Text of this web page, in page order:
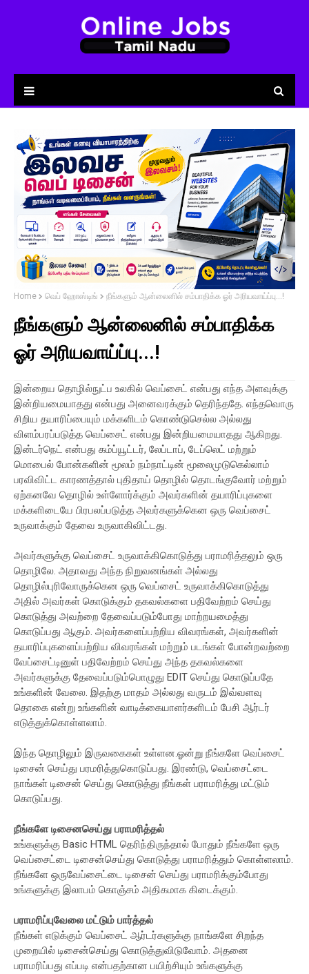
Home வெப் ஹோஸ்டிங் நீங்களும் ஆன்லைனில் சம்பாதிக்க ஓர் அரியவாய்ப்பு...!
நீங்களும் ஆன்லைனில் சம்பாதிக்க
ஓர் அரியவாய்ப்பு...!
இன்றைய தொழில்நுட்ப உலகில் வெப்சைட் என்பது எந்த அளவுக்கு
இன்றியமையாதது என்பது அனைவரக்கும் தெரிந்ததே. எந்தவொரு
சிறிய தயாரிப்பையும் மக்களிடம் கொண்டுசெல்ல அல்லது
விளம்பரப்படுத்த வெப்சைட் என்பது இன்றியமையாதது ஆகிறது.
இன்டர்நெட் என்பது கம்ப்யூட்டர், லேப்டாப், டேப்லெட் மற்றும்
மொபைல் போன்களின் மூலம் நம்நாட்டின் மூலைமுடுகெல்லாம்
பரவிவிட்ட காரணத்தால் புதிதாய் தொழில் தொடங்குவோர் மற்றும்
ஏற்கனவே தொழில் உள்ளோர்க்கும் அவர்களின் தயாரிப்புகளை
மக்களிடையே பிரபலப்படுத்த அவர்களுக்கென ஒரு வெப்சைட்
உருவாக்கும் தேவை உருவாகிவிட்டது.
அவர்களுக்கு வெப்சைட் உருவாக்கிகொடுத்து பராமரித்தலும் ஒரு
தொழிலே. அதாவது அந்த நிறுவனங்கள் அல்லது
தொழில்புரிவோருக்கென ஒரு வெப்சைட் உருவாக்கிகொடுத்து
அதில் அவர்கள் கொடுக்கும் தகவல்களை பதிவேற்றம் செய்து
கொடுத்து அவற்றை தேவைப்படும்போது மாற்றயமைத்து
கொடுப்பது ஆகும். அவர்களைப்பற்றிய விவரங்கள், அவர்களின்
தயாரிப்புகளைப்பற்றிய விவரங்கள் மற்றும் படங்கள் போன்றவற்றை
வேப்சைட்டினுள் பதிவேற்றம் செய்து அந்த தகவல்களை
அவர்களுக்கு தேவைப்படும்பொழுது EDIT செய்து கொடுப்பதே
உங்களின் வேலை. இதற்கு மாதம் அல்லது வருடம் இவ்வளவு
தொகை என்று உங்களின் வாடிக்கையாளர்களிடம் பேசி ஆர்டர்
எடுத்துக்கொள்ளலாம்.
இந்த தொழிலும் இருவகைகள் உள்ளன.ஓன்று நீங்களே வெப்சைட்
டிசைன் செய்து பரமரித்துகொடுப்பது. இரண்டு, வெப்சைட்டை
நாங்கள் டிசைன் செய்து கொடுத்து நீங்கள் பராமரித்து மட்டும்
கொடுப்பது.
நீங்களே டிசைனசெய்து பராமரித்தல்
உங்களுக்கு Basic HTML தெரிந்திருந்தால் போதும் நீங்களே ஒரு
வெப்சைட்டை டிசைன்செய்து கொடுத்து பராமரித்தும் கொள்ளலாம்.
நீங்களே ஒருவேப்சைட்டை டிசைன் செய்து பராமரிக்கும்போது
உங்களுக்கு இலாபம் கொஞ்சம் அதிகமாக கிடைக்கும்.
பராமரிப்புவேலை மட்டும் பார்த்தல்
நீங்கள் எடுக்கும் வெப்சைட் ஆர்டர்களுக்கு நாங்களே சிறந்த
முறையில் டிசைன்செய்து கொடுத்துவிடுவோம். அதனை
பராமரிப்பது எப்படி என்பதற்கான பயிற்சியும் உங்களுக்கு